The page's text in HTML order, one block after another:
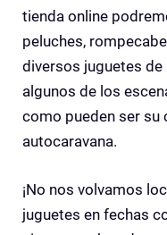
tienda online
peluches,
diversos juguetes
algunos de los
como pueden ser su
autocaravana.
¡No nos volvamos
juguetes en fechas